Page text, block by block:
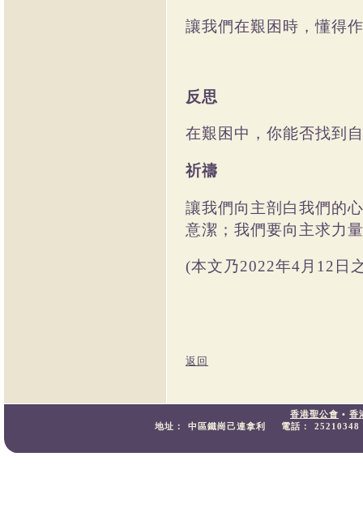
讓我們在艱困時，懂得
反思
在艱困中，你能否找到
祈禱
讓我們向主剖白我們的
意潔；我們要向主求力
(本文乃2022年4月 12 日
返回
香港聖公會 • 香
地址：
中區鐵崗己連拿利 電話： 25210348